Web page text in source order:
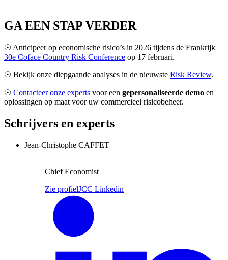
GA EEN STAP VERDER
☉ Anticipeer op economische risico’s in 2026 tijdens de Frankrijk
30e Coface Country Risk Conference op 17 februari.
☉ Bekijk onze diepgaande analyses in de nieuwste Risk Review.
☉ Contacteer onze experts voor een gepersonaliseerde demo en
oplossingen op maat voor uw commercieel risicobeheer.
Schrijvers en experts
Jean-Christophe CAFFET
Chief Economist
Zie profielJCC Linkedin